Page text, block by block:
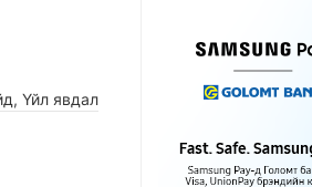
,Үйл явдал